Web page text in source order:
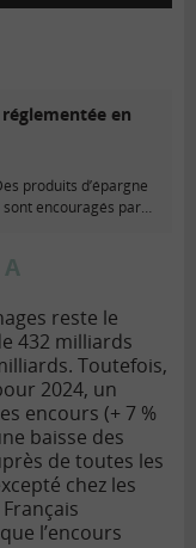
en
produits d’épargne
encouragés par
reste le
432 milliards
Toutefois,
2024, un
encours (+ 7 %
baisse des
de toutes les
chez les
l’encours